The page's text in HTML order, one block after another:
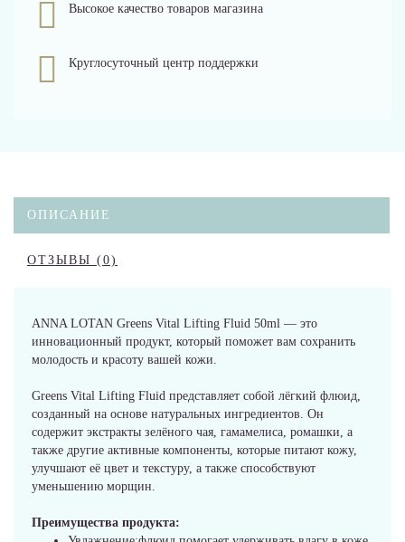
Высокое качество товаров магазина
Круглосуточный центр поддержки
ОПИСАНИЕ
ОТЗЫВЫ (0)
ANNA LOTAN Greens Vital Lifting Fluid 50ml — это
инновационный продукт, который поможет вам сохранить
молодость и красоту вашей кожи.
Greens Vital Lifting Fluid представляет собой лёгкий флюид,
созданный на основе натуральных ингредиентов. Он
содержит экстракты зелёного чая, гамамелиса, ромашки, а
также другие активные компоненты, которые питают кожу,
улучшают её цвет и текстуру, а также способствуют
уменьшению морщин.
Преимущества продукта: